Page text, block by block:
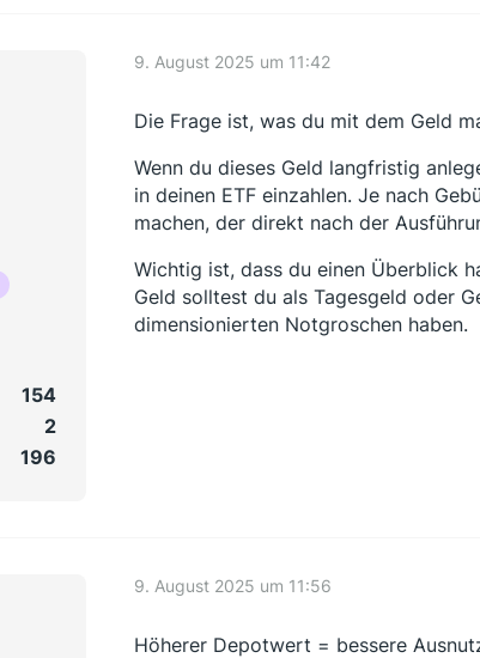
154
2
196
9. August 2025 um 11:42
Die Frage ist, was du mit dem Geld
Wenn du dieses Geld langfristig
in deinen ETF einzahlen. Je nach
machen, der direkt nach der
Wichtig ist, dass du einen Überblick
Geld solltest du als Tagesgeld oder
dimensionierten Notgroschen haben.
9. August 2025 um 11:56
Höherer Depotwert = bessere